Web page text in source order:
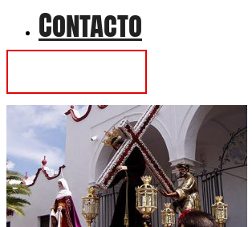
Contacto